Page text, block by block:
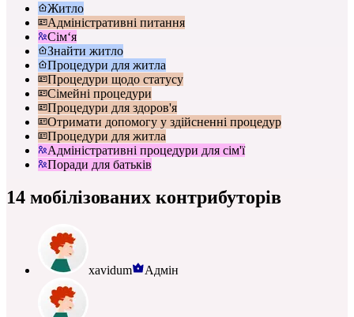
Житло
Адміністративні питання
Сім‘я
Знайти житло
Процедури для житла
Процедури щодо статусу
Сімейні процедури
Процедури для здоров'я
Отримати допомогу у здійсненні процедур
Процедури для житла
Адміністративні процедури для сім'ї
Поради для батьків
14 мобілізованих контрибуторів
xavidum Адмін